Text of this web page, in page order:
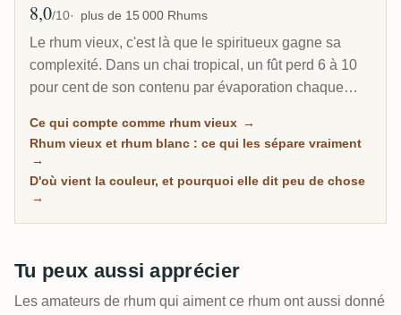
Note moyenne
8,0/10 plus de 15 000 Rhums
Le rhum vieux, c'est là que le spiritueux gagne sa
complexité. Dans un chai tropical, un fût perd 6 à 10
pour cent de son contenu par évaporation chaque
peut sembler plus profond qu'un scotch de 20 ans.
Cette page rassemble tous les rhums de RumX qui
ont passé un vrai séjour sous bois, avec les notes de
la communauté pour distinguer les rhums vraiment
mûrs des rhums simplement foncés.
Ce qui compte comme rhum vieux →
Rhum vieux et rhum blanc : ce qui les sépare vraiment
→
D'où vient la couleur, et pourquoi elle dit peu de chose
→
Tu peux aussi apprécier
Les amateurs de rhum qui aiment ce rhum ont aussi donné